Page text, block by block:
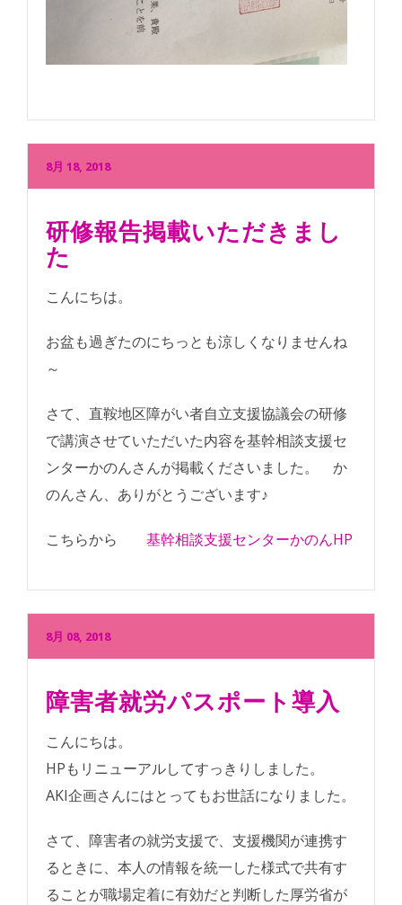
8月 18, 2018
研修報告掲載いただきまし
た
こんにちは。
お盆も過ぎたのにちっとも涼しくなりませんね
～
さて、直鞍地区障がい者自立支援協議会の研修
で講演させていただいた内容を基幹相談支援セ
ンターかのんさんが掲載くださいました。 か
のんさん、ありがとうございます♪
こちらから 基幹相談支援センターかのんHP
8月 08, 2018
障害者就労パスポート導入
こんにちは。
HPもリニューアルしてすっきりしました。
AKI企画さんにはとってもお世話になりました。
さて、障害者の就労支援で、支援機関が連携す
るときに、本人の情報を統一した様式で共有す
ることが職場定着に有効だと判断した厚労省が